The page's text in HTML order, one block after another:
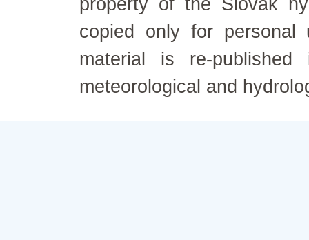
property of the Slovak
copied only for personal
material is re-
meteorological and